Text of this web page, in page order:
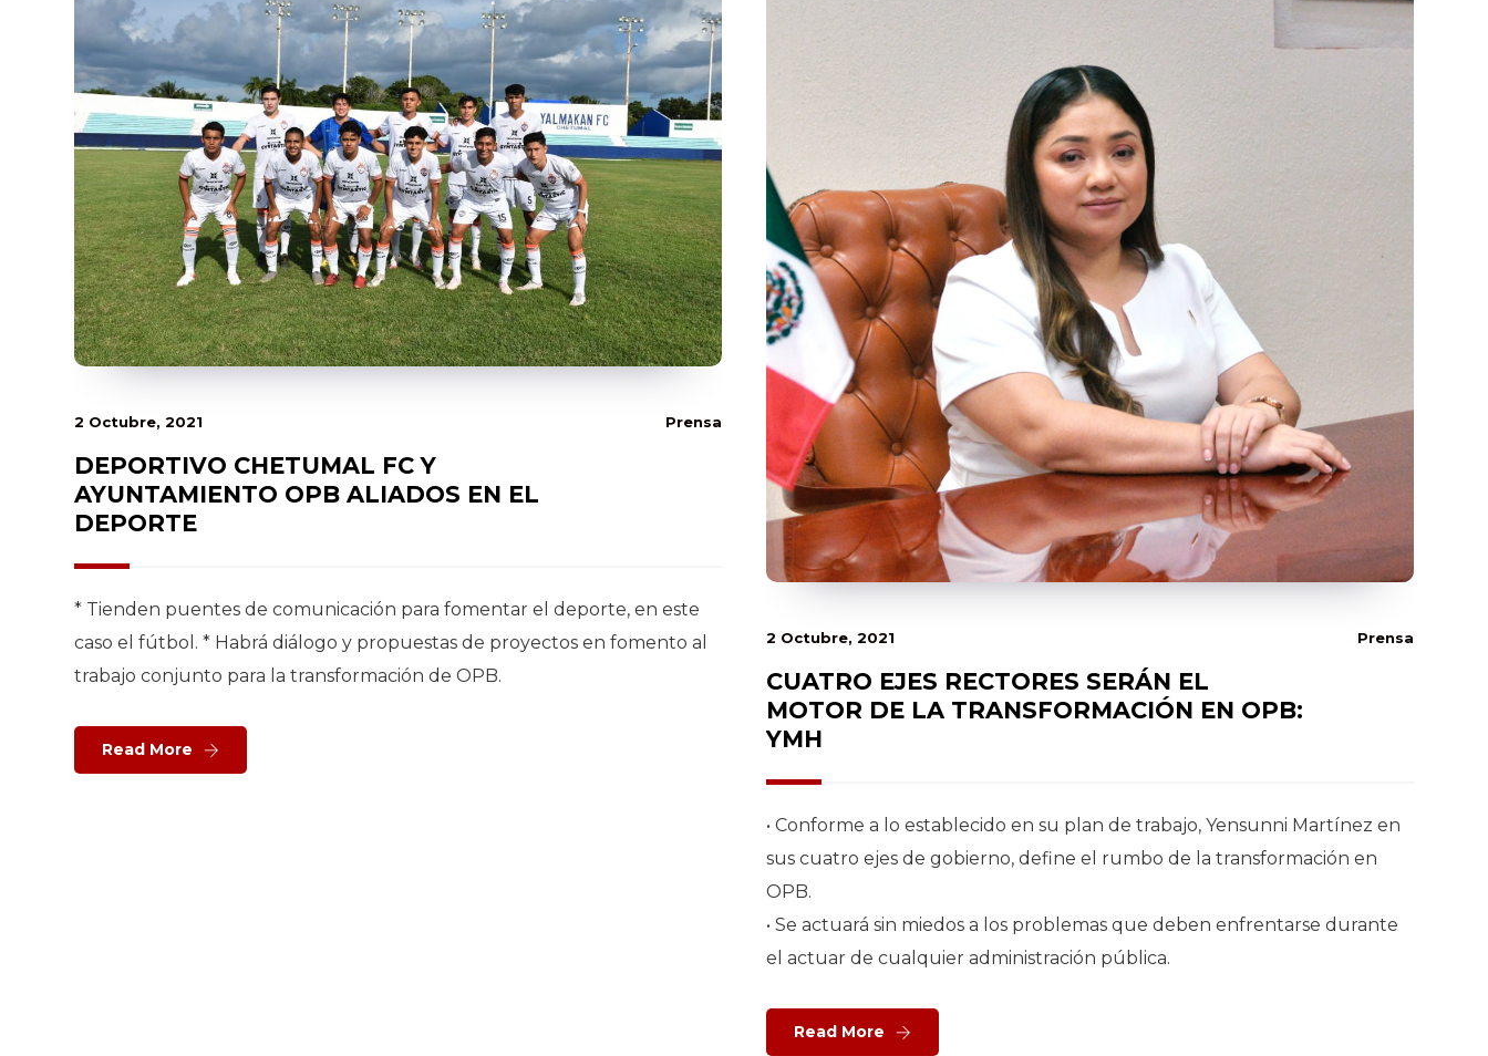
2 Octubre, 2021 Prensa
DEPORTIVO CHETUMAL FC Y
AYUNTAMIENTO OPB ALIADOS EN EL
DEPORTE
* Tienden puentes de comunicación para fomentar el deporte, en este
caso el fútbol. * Habrá diálogo y propuestas de proyectos en fomento al
trabajo conjunto para la transformación de OPB.
Read More
2 Octubre, 2021 Prensa
CUATRO EJES RECTORES SERÁN EL
MOTOR DE LA TRANSFORMACIÓN EN OPB:
YMH
• Conforme a lo establecido en su plan de trabajo, Yensunni Martínez en
sus cuatro ejes de gobierno, define el rumbo de la transformación en
OPB.
• Se actuará sin miedos a los problemas que deben enfrentarse durante
el actuar de cualquier administración pública.
Read More